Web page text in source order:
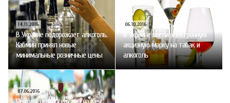
14.11.2016
В Украине подорожает алкоголь.
Кабмин принял новые
минимальные розничные цены
06.10.2016
В Украине ввели электронную
акцизную марку на табак и
алкоголь
07.06.2016